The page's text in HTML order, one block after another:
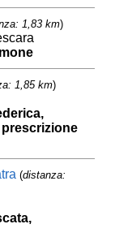
1,83 km)
1,85 km)
(distanza: